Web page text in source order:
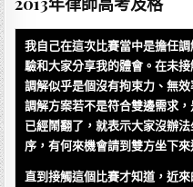
我自己在這次比賽當中是擔任
驗和大家分享我的體會。在未
調解似乎是個沒有拘束力、無
調解方案若不是符合雙邊需求
已經鬧翻了，就表示大家沒辦
序，有何來機會請到雙方坐下來
直到接觸這個比賽才知道，近